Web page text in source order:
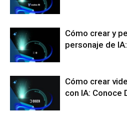
Cómo crear y
personaje de
Cómo crear
con IA: Conoce